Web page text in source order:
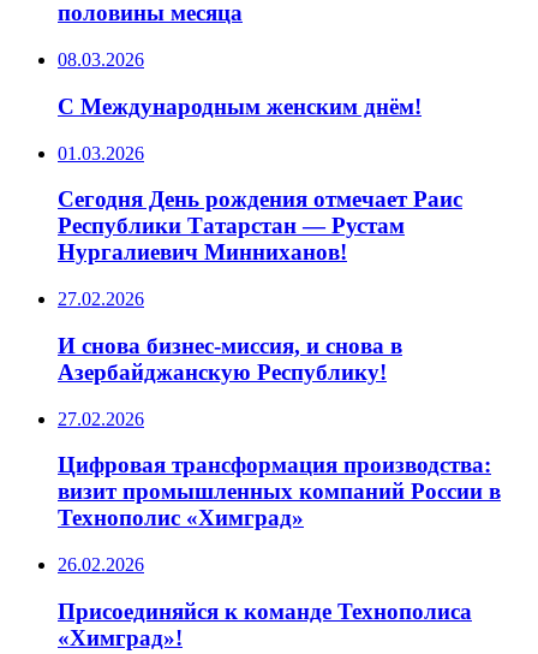
половины месяца
08.03.2026
С Международным женским днём!
01.03.2026
Сегодня День рождения отмечает Раис
Республики Татарстан — Рустам
Нургалиевич Минниханов!
27.02.2026
И снова бизнес-миссия, и снова в
Азербайджанскую Республику!
27.02.2026
Цифровая трансформация производства:
визит промышленных компаний России в
Технополис «Химград»
26.02.2026
Присоединяйся к команде Технополиса
«Химград»!